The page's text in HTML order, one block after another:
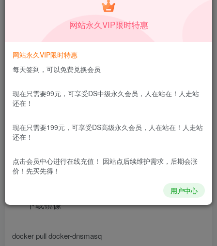
本站所有内容来自互联网收集，仅供学习和交流，请勿用于商业
用途。如有侵权、不妥之处，请第一时间联系我们删除！
免费资源网 – https://freexyz.cn/
docker-dnsmasq。
使用指南
下载镜像
docker pull docker-dnsmasq
网站永久VIP限时特惠
网站永久VIP限时特惠
每天签到，可以免费兑换会员
现在只需要99元，可享受DS中级永久会员，人在站在！人走站
还在！
现在只需要199元，可享受DS高级永久会员，人在站在！人走站
还在！
点击会员中心进行在线充值！ 因站点后续维护需求，后期会涨
价！先买先得！
用户中心